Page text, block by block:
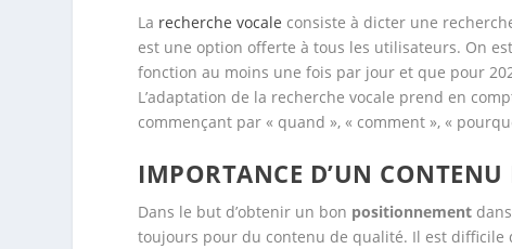
La recherche vocale consiste à dicter une
est une option offerte à tous les utilisateurs. On
fonction au moins une fois par jour et que pour
L’adaptation de la recherche vocale prend en
commençant par « quand », « comment », «
IMPORTANCE D’UN CONTENU
Dans le but d’obtenir un bon positionnement
toujours pour du contenu de qualité. Il est difficile